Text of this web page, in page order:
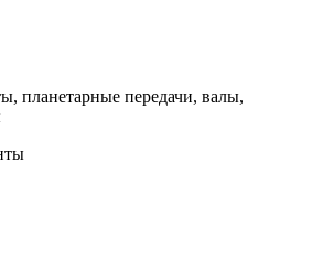
планетарные передачи, валы,